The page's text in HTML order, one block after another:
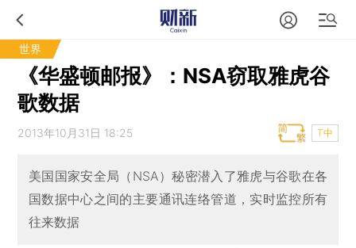
世界
《华盛顿邮报》：NSA窃取雅虎谷
歌数据
2013年10月31日 18:25 T中
美国国家安全局（NSA）秘密潜入了雅虎与谷歌在各
国数据中心之间的主要通讯连络管道，实时监控所有
往来数据